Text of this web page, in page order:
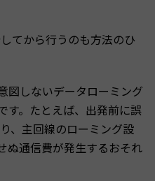
てから行うのも方法のひ
図しないデータローミング
す。たとえば、出発前に誤
、主回線のローミング設
ぬ通信費が発生するおそれ